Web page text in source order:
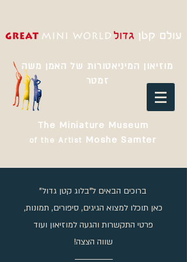
מוזיאון המיניאטורות של האמן משה
זמטר
The Miniature Museum
of the Artist Moshe Samter
ברוכים הבאים ל"בלוג קטן גדול"
כאן תוכלו למצוא הגיגים, סיפורים, תמונות,
פרטי התקשרות והגעה למוזיאון ועוד
שווה הצצה!